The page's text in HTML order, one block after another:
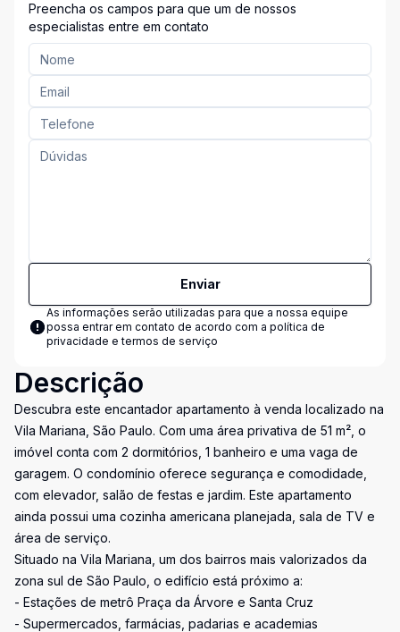
Preencha os campos para que um de nossos
especialistas entre em contato
Enviar
As informações serão utilizadas para que a nossa equipe
possa entrar em contato de acordo com a política de
privacidade e termos de serviço
Descrição
Descubra este encantador apartamento à venda localizado na
Vila Mariana, São Paulo. Com uma área privativa de 51 m², o
imóvel conta com 2 dormitórios, 1 banheiro e uma vaga de
garagem. O condomínio oferece segurança e comodidade,
com elevador, salão de festas e jardim. Este apartamento
ainda possui uma cozinha americana planejada, sala de TV e
área de serviço.
Situado na Vila Mariana, um dos bairros mais valorizados da
zona sul de São Paulo, o edifício está próximo a:
- Estações de metrô Praça da Árvore e Santa Cruz
- Supermercados, farmácias, padarias e academias